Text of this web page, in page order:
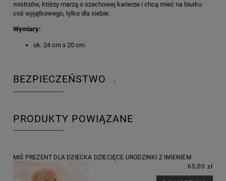
mistrzów, którzy marzą o szachowej karierze i chcą mieć na biurku
coś wyjątkowego, tylko dla siebie.
Wymiary:
ok. 24 cm x 20 cm
BEZPIECZEŃSTWO ↓
PRODUKTY POWIĄZANE
MIŚ PREZENT DLA DZIECKA DZIECIĘCE URODZINKI Z IMIENIEM
65,00 zł